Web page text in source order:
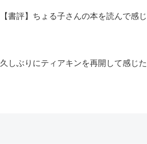
【書評】ちょる子さんの本を読んで感
久しぶりにティアキンを再開して感じ